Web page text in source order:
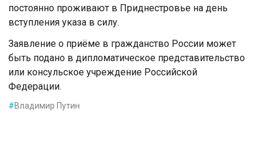
постоянно проживают в Приднестровье на день
вступления указа в силу.
Заявление о приёме в гражданство России может
быть подано в дипломатическое представительство
или консульское учреждение Российской
Федерации.
#Владимир Путин